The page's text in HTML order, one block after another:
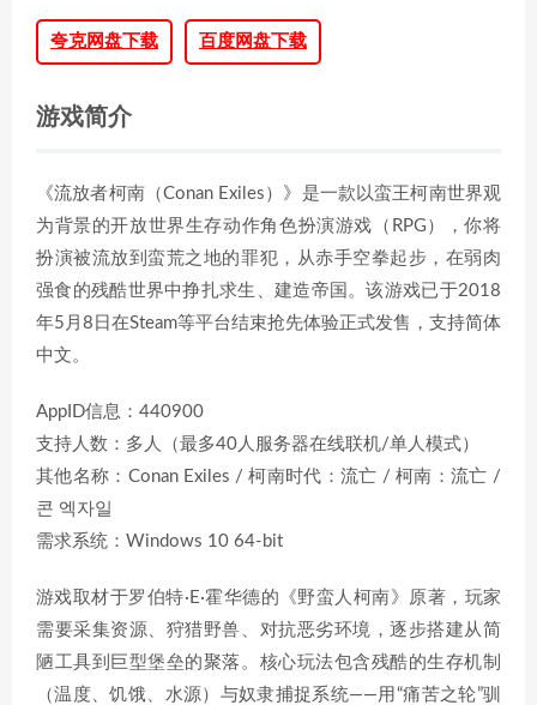
夸克网盘下载 百度网盘下载
游戏简介
《流放者柯南（Conan Exiles）》是一款以蛮王柯南世界观
为背景的开放世界生存动作角色扮演游戏（RPG），你将
扮演被流放到蛮荒之地的罪犯，从赤手空拳起步，在弱肉
强食的残酷世界中挣扎求生、建造帝国。该游戏已于2018
年5月8日在Steam等平台结束抢先体验正式发售，支持简体
中文。
AppID信息：440900
支持人数：多人（最多40人服务器在线联机/单人模式）
其他名称：Conan Exiles / 柯南时代：流亡 / 柯南：流亡 /
콘 엑자일
需求系统：Windows 10 64-bit
游戏取材于罗伯特·E·霍华德的《野蛮人柯南》原著，玩家
需要采集资源、狩猎野兽、对抗恶劣环境，逐步搭建从简
陋工具到巨型堡垒的聚落。核心玩法包含残酷的生存机制
（温度、饥饿、水源）与奴隶捕捉系统——用“痛苦之轮”驯